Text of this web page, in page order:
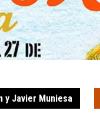
y Javier Muniesa